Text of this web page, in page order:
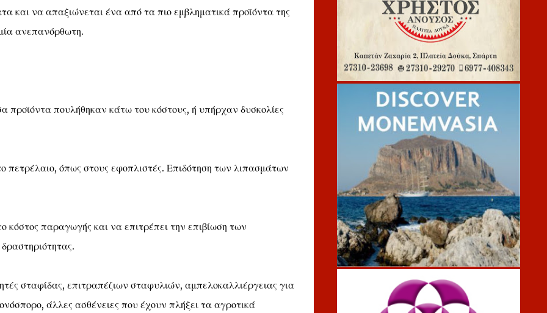
και να απαξιώνεται ένα από τα πιο εμβληματικά προϊόντα της
ανεπανόρθωτη.
προϊόντα πουλήθηκαν κάτω του κόστους, ή υπήρχαν δυσκολίες
όπως στους εφοπλιστές. Επιδότηση των λιπασμάτων
παραγωγής και να επιτρέπει την επιβίωση των
σταφίδας, επιτραπέζιων σταφυλιών, αμπελοκαλλιέργειας για
άλλες ασθένειες που έχουν πλήξει τα αγροτικά